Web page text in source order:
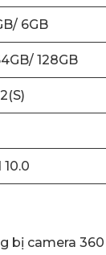
6GB
128GB
camera